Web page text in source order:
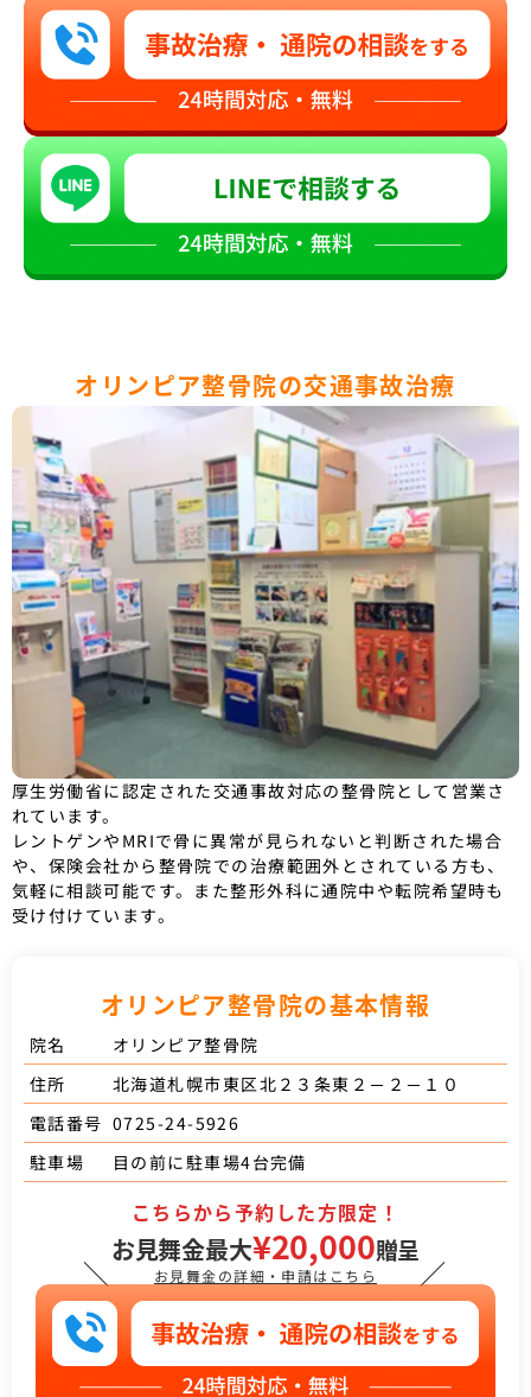
オリンピア整骨院の交通事故治療
厚生労働省に認定された交通事故対応の整骨院として営業さ
れています。
レントゲンやMRIで骨に異常が見られないと判断された場合
や、保険会社から整骨院での治療範囲外とされている方も、
気軽に相談可能です。また整形外科に通院中や転院希望時も
受け付けています。
オリンピア整骨院の基本情報
院名
オリンピア整骨院
住所
北海道札幌市東区北２３条東２－２－１０
電話番号 0725-24-5926
駐車場
目の前に駐車場4台完備
＼
こちらから予約した方限定！
お見舞金最大¥20,000贈呈
お見舞金の詳細・申請はこちら ／